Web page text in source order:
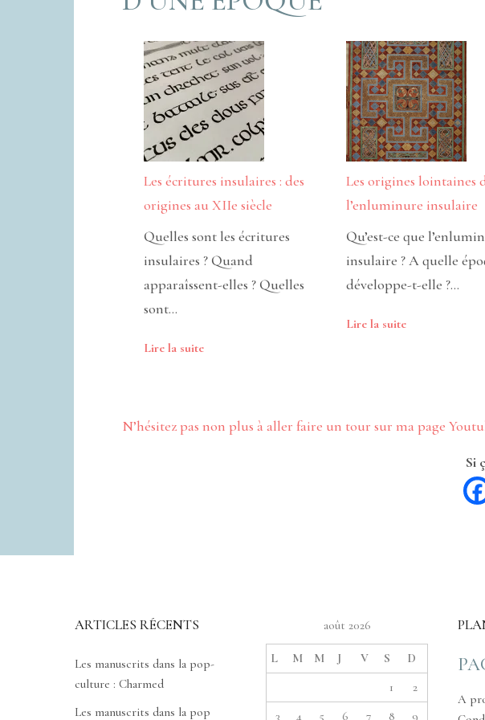
Les écritures insulaires : des
origines au XIIe siècle
Quelles sont les écritures
insulaires ? Quand
apparaîssent-elles ? Quelles
sont…
Lire la suite
Les origines lointaines
l’enluminure insulaire
Qu’est-ce que
insulaire ? A quelle
développe-t-elle ?…
Lire la suite
N’hésitez pas non plus à aller faire un tour sur ma page
Si
ARTICLES RÉCENTS
Les manuscrits dans la pop-
culture : Charmed
Les manuscrits dans la pop
août 2026
L M M J V S
D
1
2
3
4 5 6 7 8 9
A